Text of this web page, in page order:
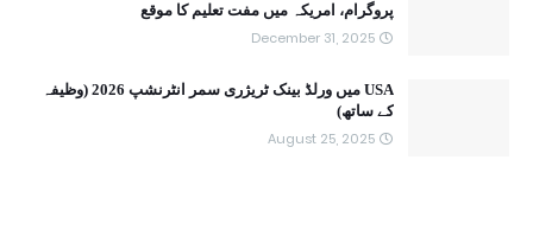
پروگرام، امریکہ میں مفت تعلیم کا موقع
December 31, 2025
USA میں ورلڈ بینک ٹریژری سمر انٹرنشپ 2026 (وظیفہ
کے ساتھ)
August 25, 2025